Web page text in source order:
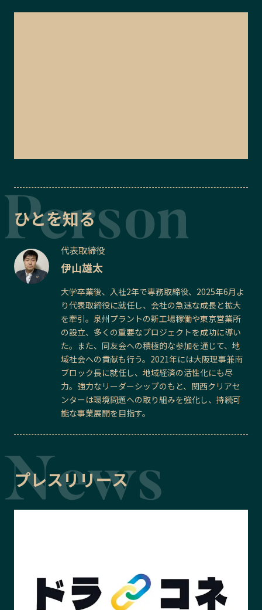
ひとを知る
代表取締役
伊山雄太
大学卒業後、入社2年で専務取締役、2025年6月よ
り代表取締役に就任し、会社の急速な成長と拡大
を牽引。泉州プラントの新工場稼働や東京営業所
の設立、多くの重要なプロジェクトを成功に導い
た。また、同友会への積極的な参加を通じて、地
域社会への貢献も行う。2021年には大阪理事兼南
ブロック長に就任し、地域経済の活性化にも尽
力。強力なリーダーシップのもと、関西クリアセ
ンターは環境問題への取り組みを強化し、持続可
能な事業展開を目指す。
プレスリリース